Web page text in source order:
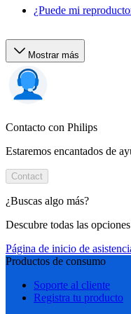
¿Puede mi
Mostrar más
Contacto con Philips
Estaremos encantados de
Contact
¿Buscas algo más?
Descubre todas las
Página de inicio de
Productos de consumo
Soporte al cliente
Registra tu producto